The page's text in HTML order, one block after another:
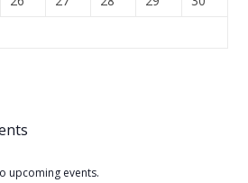
upcoming events.